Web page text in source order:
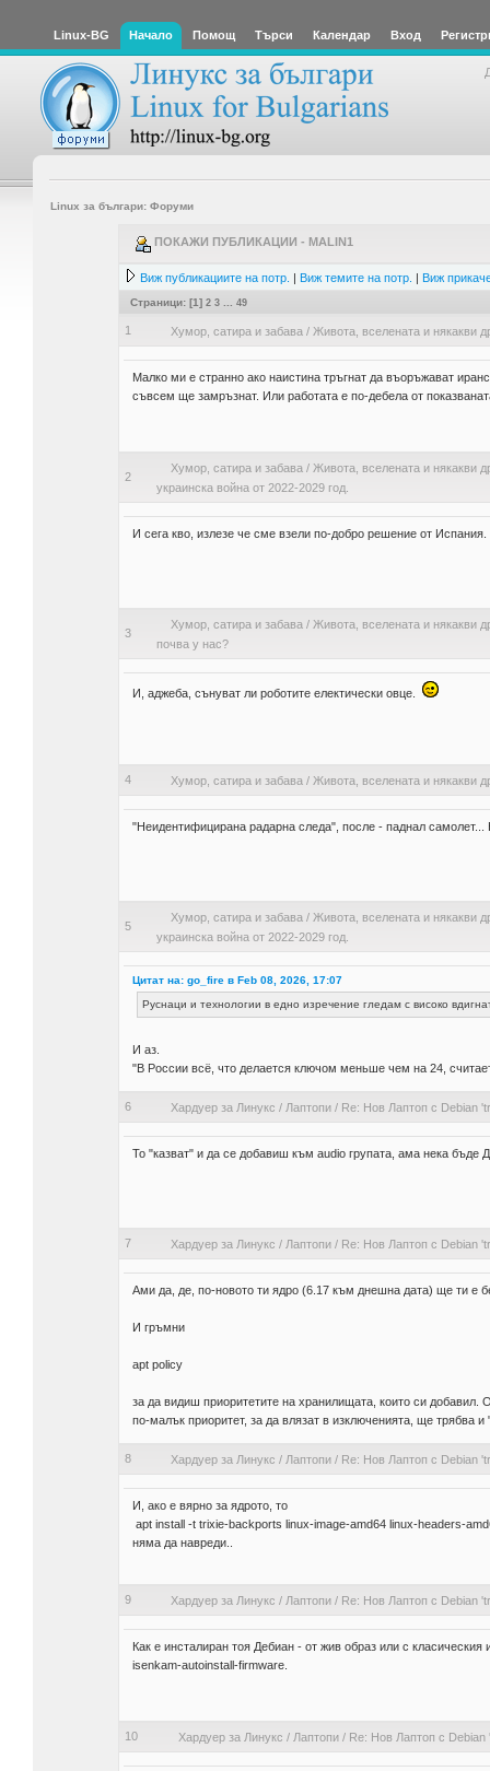
Linux-BG Начало Помощ Търси Календар Вход
Linux за българи: Форуми
ПОКАЖИ ПУБЛИКАЦИИ - MALIN1
Виж публикациите на потр. | Виж темите на потр. | Виж
Страници: [1] 2 3 49
1 Хумор, сатира и забава / Живота, вселената и някакви
Малко ми е странно ако наистина тръгнат да въоръжават
съвсем ще замръзнат. Или работата е по-дебела от
2
Хумор, сатира и забава / Живота, вселената и някакви
украинска война от 2022-2029 год.
И сега кво, излезе че сме взели по-добро решение от
3
Хумор, сатира и забава / Живота, вселената и някакви
почва у нас?
И, аджеба, сънуват ли роботите електически овце.
4 Хумор, сатира и забава / Живота, вселената и някакви
"Неидентифицирана радарна следа", после - паднал
5
Хумор, сатира и забава / Живота, вселената и някакви
украинска война от 2022-2029 год.
Цитат на: go_fire в Feb 08, 2026, 17:07
Руснаци и технологии в едно изречение гледам с високо
И аз.
"В России всё, что делается ключом меньше чем на 24,
6 Хардуер за Линукс / Лаптопи/ Re: Нов Лаптоп с Debian
То "казват" и да се добавиш към audio групата, ама нека бъде
7 Хардуер за Линукс / Лаптопи/ Re: Нов Лаптоп с Debian
Ами да, де, по-новото ти ядро (6.17 към днешна дата) ще ти е
И гръмни
apt policy
за да видиш приоритетите на хранилищата, които си добавил.
по-малък приоритет, за да влязат в изключенията, ще трябва
8 Хардуер за Линукс / Лаптопи/ Re: Нов Лаптоп с Debian
И, ако е вярно за ядрото, то
apt install -t trixie-backports linux-image-amd64 linux-headers-
няма да навреди..
9 Хардуер за Линукс / Лаптопи/ Re: Нов Лаптоп с Debian
Как е инсталиран тоя Дебиан - от жив образ или с
isenkam-autoinstall-firmware.
10 Хардуер за Линукс / Лаптопи/ Re: Нов Лаптоп с Debian